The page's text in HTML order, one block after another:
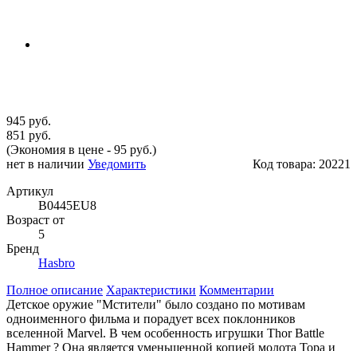
945 руб.
851 руб.
(Экономия в цене - 95 руб.)
Код товара: 20221
нет в наличии Уведомить
Артикул
B0445EU8
Возраст от
5
Бренд
Hasbro
Полное описание Характеристики Комментарии
Детское оружие "Мстители" было создано по мотивам
одноименного фильма и порадует всех поклонников
вселенной Marvel. В чем особенность игрушки Thor Battle
Hammer ? Она является уменьшенной копией молота Тора и